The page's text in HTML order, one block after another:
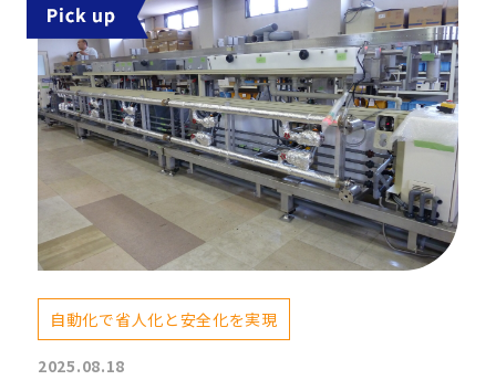
自動化で省人化と安全化を実現
2025.08.18